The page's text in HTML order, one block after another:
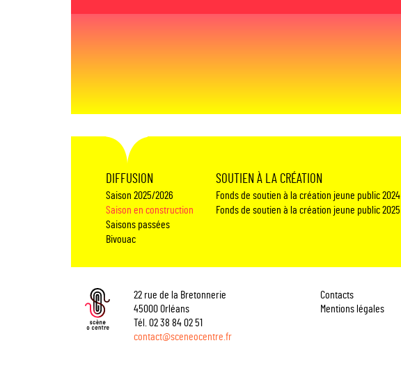
DIFFUSION
Saison 2025/2026
Saison en construction
Saisons passées
Bivouac
SOUTIEN À LA CRÉATION
Fonds de soutien à la création jeune public 2024
Fonds de soutien à la création jeune public 2025
22 rue de la Bretonnerie
45000 Orléans
Tél. 02 38 84 02 51
contact@sceneocentre.fr
Contacts
Mentions légales